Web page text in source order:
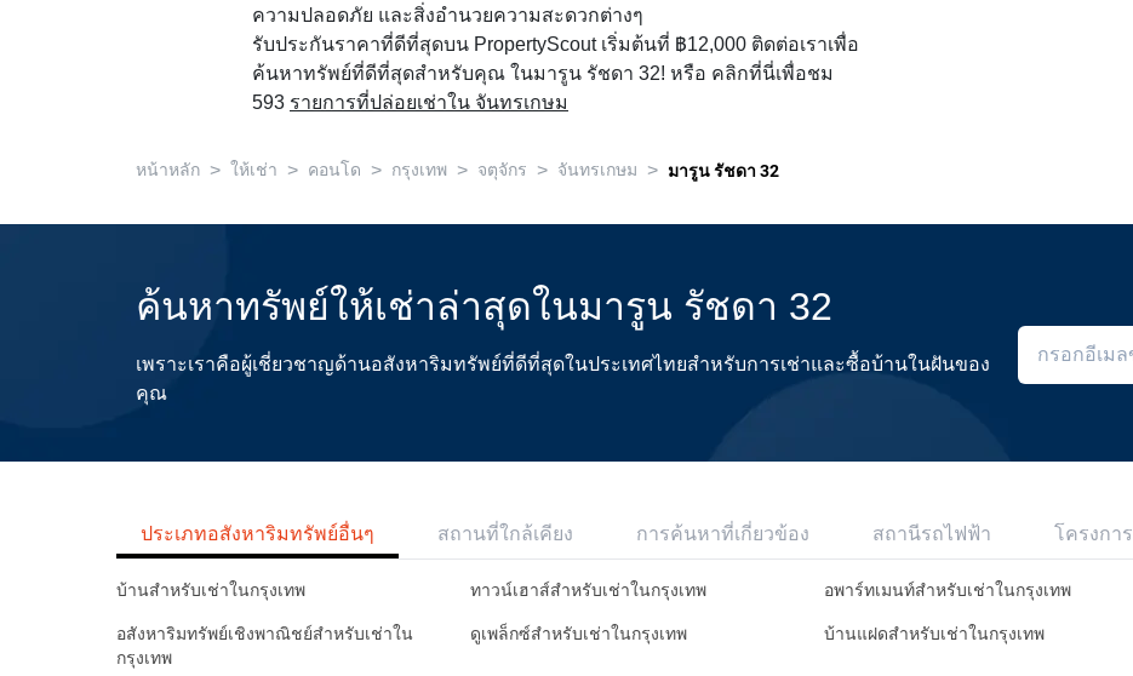
ความปลอดภัย และสิ่งอำนวยความสะดวกต่างๆ
รับประกันราคาที่ดีที่สุดบน PropertyScout เริ่มต้นที่ ฿12,000 ติดต่อเราเพื่อ
ค้นหาทรัพย์ที่ดีที่สุดสำหรับคุณ ในมารูน รัชดา 32! หรือ คลิกที่นี่เพื่อชม
593 รายการที่ปล่อยเช่าใน จันทรเกษม
หน้าหลัก > ให้เช่า > คอนโด > กรุงเทพ > จตุจักร > จันทรเกษม > มารูน รัชดา 32
ค้นหาทรัพย์ให้เช่าล่าสุดในมารูน รัชดา 32
เพราะเราคือผู้เชี่ยวชาญด้านอสังหาริมทรัพย์ที่ดีที่สุดในประเทศไทยสำหรับการเช่าและซื้อบ้านในฝันของ
คุณ
ประเภทอสังหาริมทรัพย์อื่นๆ สถานที่ใกล้เคียง การค้นหาที่เกี่ยวข้อง สถานีรถไฟฟ้า โครงการ
บ้านสำหรับเช่าในกรุงเทพ ทาวน์เฮาส์สำหรับเช่าในกรุงเทพ อพาร์ทเมนท์สำหรับเช่าในกรุงเทพ
อสังหาริมทรัพย์เชิงพาณิชย์สำหรับเช่าใน
กรุงเทพ
ดูเพล็กซ์สำหรับเช่าในกรุงเทพ บ้านแฝดสำหรับเช่าในกรุงเทพ